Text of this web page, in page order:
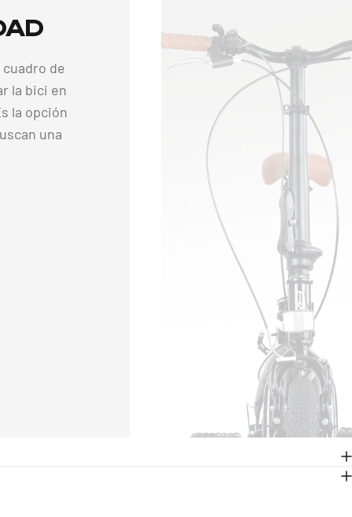
de
la bici en
la opción
una